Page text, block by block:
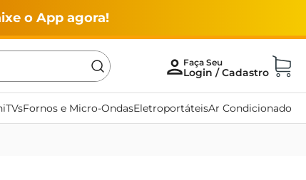
o App agora!
TVsFornos e Micro-OndasEletroportáteisAr Condicionado